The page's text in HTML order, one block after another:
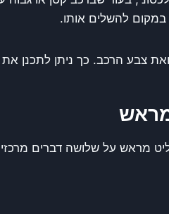
להשלים אותו.
הרכב. כך ניתן לתכנן את
מראש על שלושה דברים